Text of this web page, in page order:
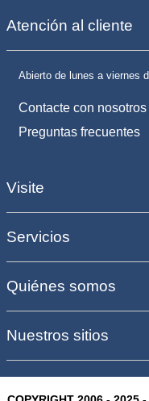
Atención al cliente
Abierto de lunes a viernes
Contacte con nosotros
Preguntas frecuentes
Visite
Servicios
Quiénes somos
Nuestros sitios